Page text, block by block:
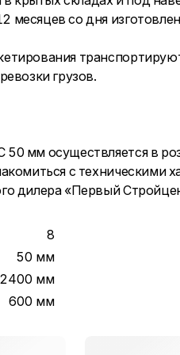
месяцев со дня
грузов.
мм осуществляется в
с техническими
дилера «Первый
8
50 мм
2400 мм
600 мм